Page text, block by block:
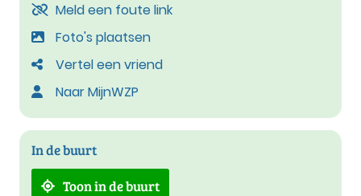
Meld een foute link
Foto's plaatsen
Vertel een vriend
Naar MijnWZP
In de buurt
Toon in de buurt